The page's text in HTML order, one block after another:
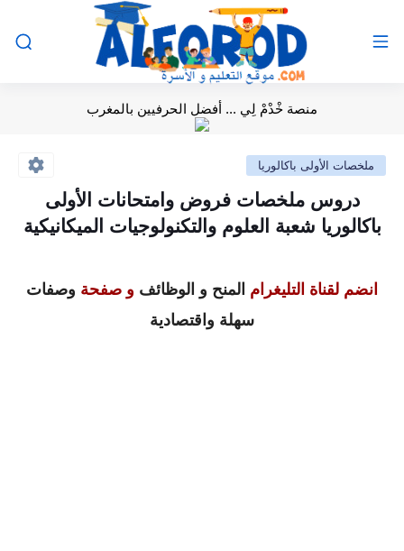
منصة خْدْمْ لِي ... أفضل الحرفيين بالمغرب
ملخصات الأولى باكالوريا
دروس ملخصات فروض وامتحانات الأولى
باكالوريا شعبة العلوم والتكنولوجيات الميكانيكية
انضم لقناة التليغرام المنح و الوظائف و صفحة وصفات
سهلة واقتصادية